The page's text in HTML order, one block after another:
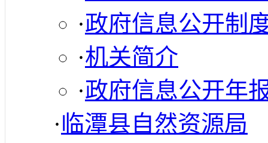
·政府信息公开制
·机关简介
·政府信息公开年
·临潭县自然资源局